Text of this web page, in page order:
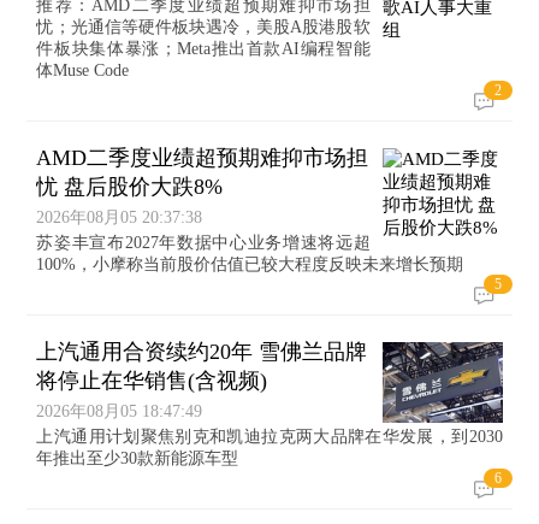
推荐：AMD二季度业绩超预期难抑市场担
忧；光通信等硬件板块遇冷，美股A股港股软
件板块集体暴涨；Meta推出首款AI编程智能
体Muse Code
2
AMD二季度业绩超预期难抑市场担
忧 盘后股价大跌8%
2026年08月05 20:37:38
苏姿丰宣布2027年数据中心业务增速将远超
100%，小摩称当前股价估值已较大程度反映未来增长预期
5
上汽通用合资续约20年 雪佛兰品牌
将停止在华销售(含视频)
2026年08月05 18:47:49
上汽通用计划聚焦别克和凯迪拉克两大品牌在华发展，到2030
年推出至少30款新能源车型
6